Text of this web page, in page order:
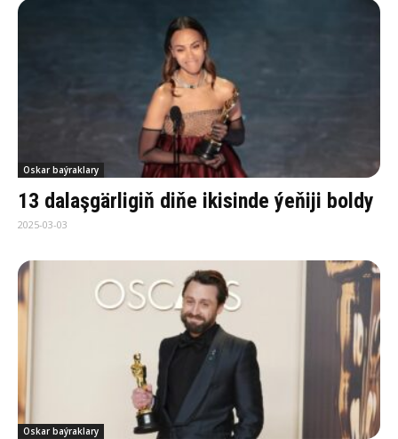
Oskar baýraklary
13 dalaşgärligiň diňe ikisinde ýeňiji boldy
2025-03-03
Oskar baýraklary